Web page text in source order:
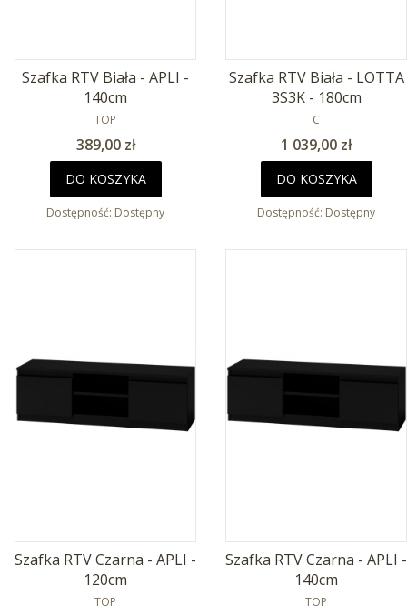
Szafka RTV Biała - APLI -
140cm
PRODUCENT
TOP
Cena
389,00 zł
DO KOSZYKA
Dostępność: Dostępny
Szafka RTV Biała - LOTTA
3S3K - 180cm
PRODUCENT
C
Cena
1 039,00 zł
DO KOSZYKA
Dostępność: Dostępny
Szafka RTV Czarna - APLI -
120cm
PRODUCENT
TOP
Szafka RTV Czarna - APLI -
140cm
PRODUCENT
TOP